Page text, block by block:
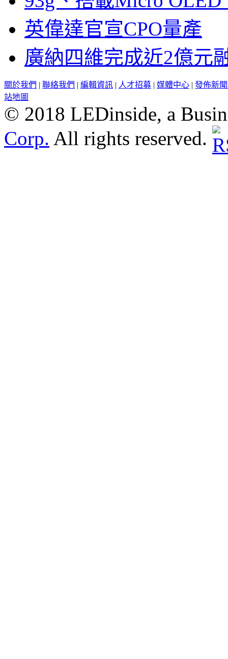
英偉達官宣CPO量產
廣納四維完成近2億元
關於我們 | 聯絡我們 | 編輯資訊 | 人才招募 | 媒體中心 | 發佈新
站地圖
© 2018 LEDinside, a
Corp. All rights reserved.